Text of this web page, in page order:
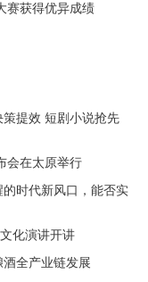
赛获得优异成绩
提效 短剧小说抢先
会在太原举行
时代新风口，能否实
化演讲开讲
全产业链发展